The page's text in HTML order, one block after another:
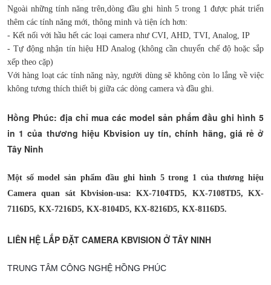
Ngoài những tính năng trên,dòng đầu ghi hình 5 trong 1 được phát triển
thêm các tính năng mới, thông minh và tiện ích hơn:
- Kết nối với hầu hết các loại camera như CVI, AHD, TVI, Analog, IP
- Tự động nhận tín hiệu HD Analog (không cần chuyển chế độ hoặc sắp
xếp theo cặp)
Với hàng loạt các tính năng này, người dùng sẽ không còn lo lắng về việc
không tương thích thiết bị giữa các dòng camera và đầu ghi.
Hồng Phúc: địa chỉ mua các model sản phẩm đầu ghi hình 5
in 1 của thương hiệu Kbvision uy tín, chính hãng, giá rẻ ở
Tây Ninh
Một số model sản phẩm đầu ghi hình 5 trong 1 của thương hiệu
Camera quan sát Kbvision-usa: KX-7104TD5, KX-7108TD5, KX-
7116D5, KX-7216D5, KX-8104D5, KX-8216D5, KX-8116D5.
LIÊN HỆ LẮP ĐẶT CAMERA KBVISION Ở TÂY NINH
TRUNG TÂM CÔNG NGHỆ HỒNG PHÚC